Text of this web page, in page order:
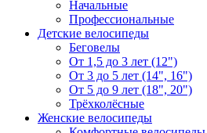
Начальные
Профессиональные
Детские велосипеды
Беговелы
От 1,5 до 3 лет (12")
От 3 до 5 лет (14", 16")
От 5 до 9 лет (18", 20")
Трёхколёсные
Женские велосипеды